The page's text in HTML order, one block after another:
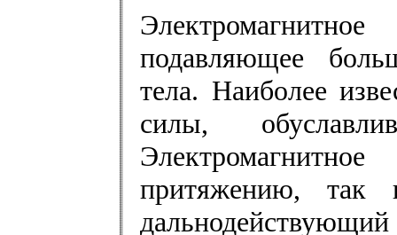
подавляющее
тела. Наиболее
силы,
притяжению, так